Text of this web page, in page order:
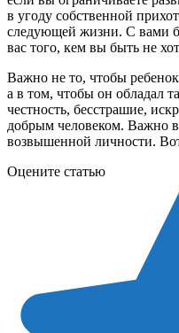
в угоду собственной
следующей жизни. С вами
вас того, кем вы быть не
Важно не то, чтобы
а в том, чтобы он обладал
честность, бесстрашие,
добрым человеком. Важно
возвышенной личности.
Оцените статью